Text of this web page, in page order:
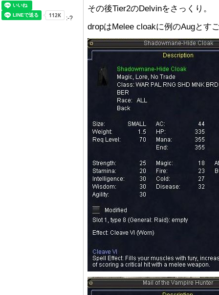
:-?
その後Tier2のDelvinをさっくり。
dropはMelee cloakに例のAugとす